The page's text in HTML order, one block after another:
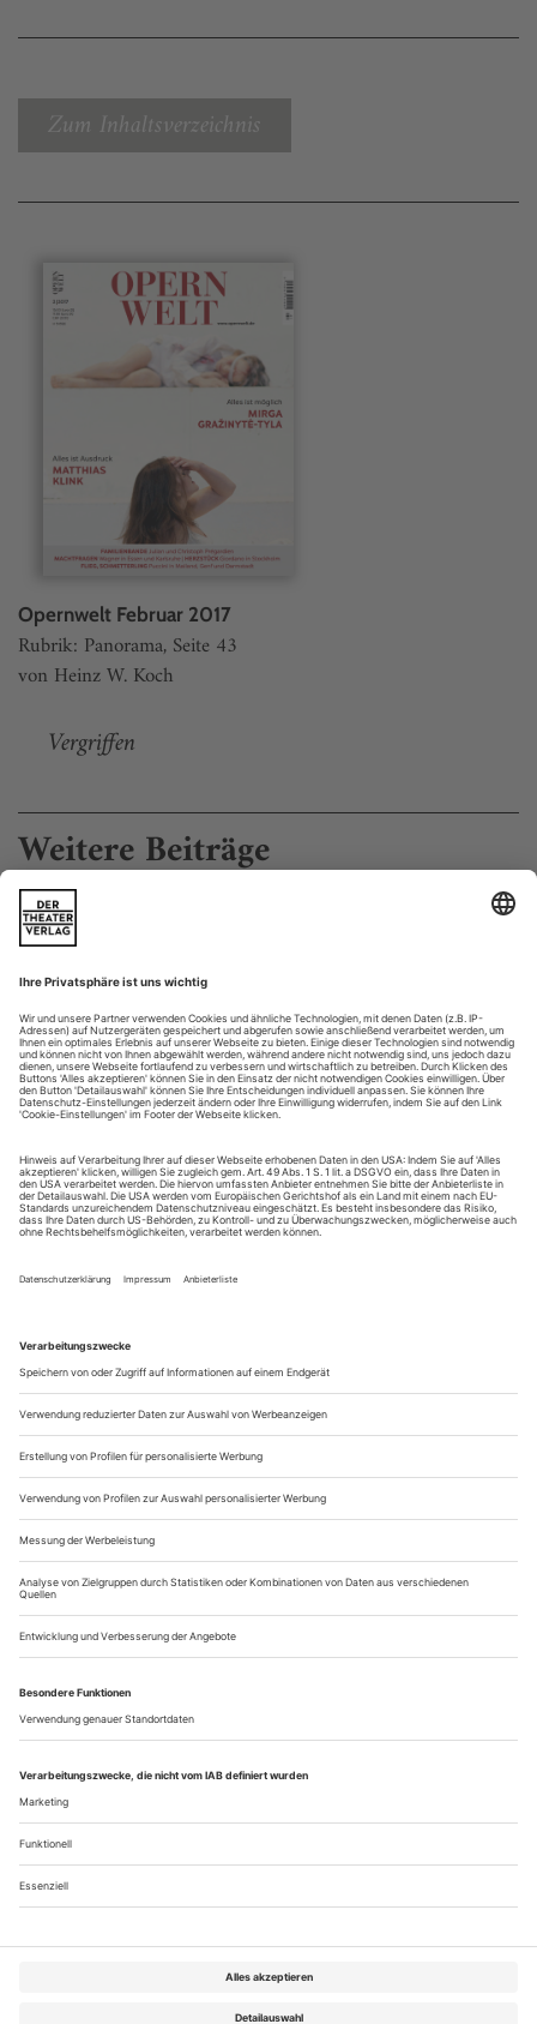
Zum Inhaltsverzeichnis
Opernwelt Februar 2017
Rubrik: Panorama, Seite 43
von Heinz W. Koch
Vergriffen
Weitere Beiträge
Zum Tod von Georges Prêtre
Er kam, dirigierte – und siegte. 22 Jahre jung war der Sohn
eines Schusters aus dem nordfranzösischen Waziers, als er
1946 sein Debüt an der Opéra de Marseille gab, mit Lalos «Le
Roi d’Ys». Ein König wurde Georges Prêtre dann selbst, doch
nicht als Komponist, wie ursprünglich erträumt, sondern als
Dirigent. Von Marseille führte ihn der Weg an die Pariser...
Funkstille
Tschaikowsky: Pique Dame
Ulm | Theater
Tschaikowsky selbst vergoss nach eigenem Bekenntnis
Erschütterung spiegelt sich in der Musik, die sich
durchgehend in einem Bereich zwischen Herzflimmern und
Herzrasen bewegt. Da kündigt sich schon der Komponist der
«Pathétique» an. Im Ulmer...
Flieg, Schmetterling, flieg!
Riccardo Chailly dirigiert an der Scala Puccinis «Madama Butterfly»
aus dem Geist eines zeitlosen Expressionismus, Alvis Hermanis sucht
sein Heil im Illustrativ-Stilisierten
Der Tod trägt zwei Kreuze. Wie bei Mimì. Jetzt verabschiedet
sich auch Cio-Cio-San, ihre Schwester im Geiste, in h-Moll
aus dem Diesseits – würdevoll, wie es die Tradition verlangt.
Ihr Suizid bedeutet den Umschlag des Tragischen ins
Erhabene, den Triumph des individuellen Willens. Wie hat es
Kirilow, Dostojewskys Held, postuliert: Im Freitod liegt die
einzige...
Über uns Kontakt Kritikerumfrage Newsletter